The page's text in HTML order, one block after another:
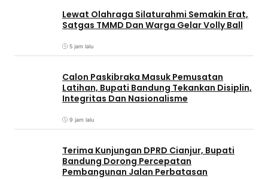
Lewat Olahraga Silaturahmi Semakin Erat,
Satgas TMMD Dan Warga Gelar Volly Ball
5 jam lalu
Calon Paskibraka Masuk Pemusatan
Latihan, Bupati Bandung Tekankan Disiplin,
Integritas Dan Nasionalisme
9 jam lalu
Terima Kunjungan DPRD Cianjur, Bupati
Bandung Dorong Percepatan
Pembangunan Jalan Perbatasan